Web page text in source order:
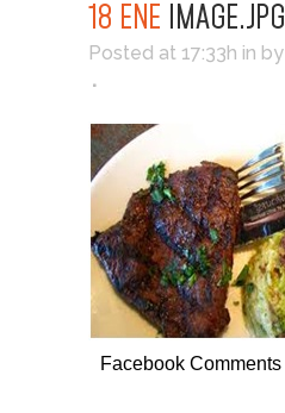
18 ENE IMAGE.JPG
Posted at 17:33h in by
Facebook Comments